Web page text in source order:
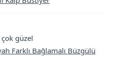
güzel
Farklı Bağlamalı Büzgülü